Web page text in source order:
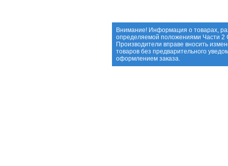
Внимание! Информация о товарах,
определяемой положениями Части 2
Производители вправе вносить
товаров без предварительного
оформлением заказа.